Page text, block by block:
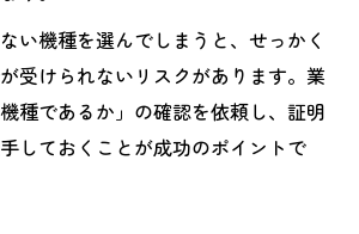
い機種を選んでしまうと、せっかく
受けられないリスクがあります。業
種であるか」の確認を依頼し、証明
しておくことが成功のポイントで